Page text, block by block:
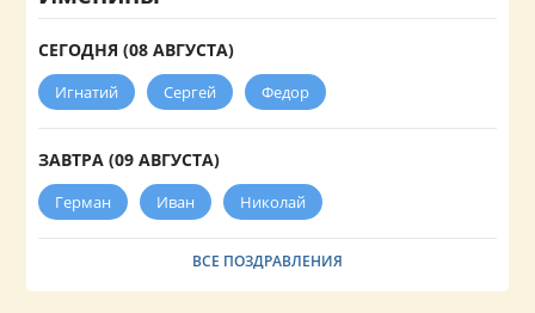
СЕГОДНЯ (08 АВГУСТА)
Игнатий Сергей Федор
ЗАВТРА (09 АВГУСТА)
Герман Иван Николай
ВСЕ ПОЗДРАВЛЕНИЯ